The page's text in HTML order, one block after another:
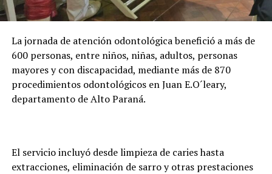
digital para facilitar la presentación de documentos y
Asunción o Ciudad del Este para realizar los trámites.
La jornada de atención odontológica benefició a más de
600 personas, entre niños, niñas, adultos, personas
mayores y con discapacidad, mediante más de 870
procedimientos odontológicos en Juan E.O´leary,
departamento de Alto Paraná.
El servicio incluyó desde limpieza de caries hasta
extracciones, eliminación de sarro y otras prestaciones